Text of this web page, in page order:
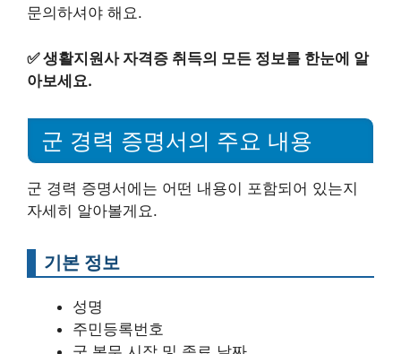
문의하셔야 해요.
✅생활지원사 자격증 취득의 모든 정보를 한눈에 알
아보세요.
군 경력 증명서의 주요 내용
군 경력 증명서에는 어떤 내용이 포함되어 있는지
자세히 알아볼게요.
기본 정보
성명
주민등록번호